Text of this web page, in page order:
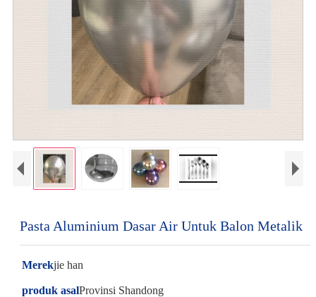
Pasta Aluminium Dasar Air Untuk Balon Metalik
Merekjie han
produk asalProvinsi Shandong